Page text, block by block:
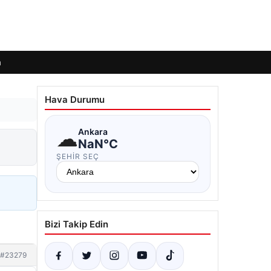
#23279
Hava Durumu
☁Ankara
NaN°C
ŞEHIR SEÇ
Bizi Takip Edin